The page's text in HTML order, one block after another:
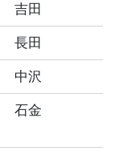
吉田
長田
中沢
石金